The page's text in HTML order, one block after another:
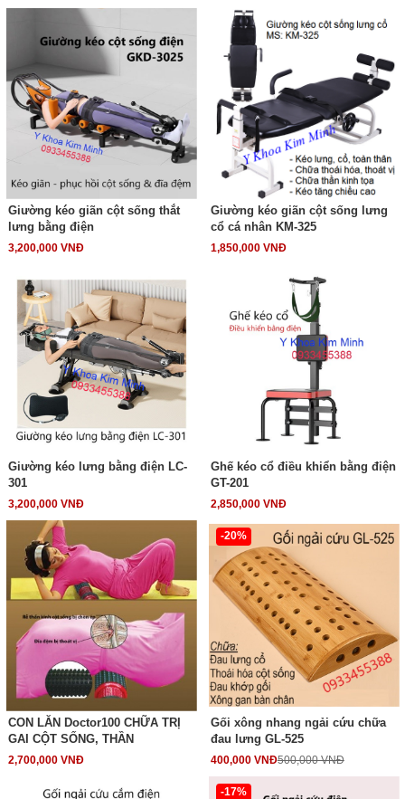
Giường kéo giãn cột sống thắt
lưng bằng điện
3,200,000 VNĐ
Giường kéo giãn cột sống lưng
cổ cá nhân KM-325
1,850,000 VNĐ
Giường kéo lưng bằng điện LC-
301
3,200,000 VNĐ
Ghế kéo cổ điều khiển bằng điện
GT-201
2,850,000 VNĐ
CON LĂN Doctor100 CHỮA TRỊ
GAI CỘT SỐNG, THẦN
2,700,000 VNĐ
-20%
Gối xông nhang ngải cứu chữa
đau lưng GL-525
400,000 VNĐ500,000 VNĐ
-17%